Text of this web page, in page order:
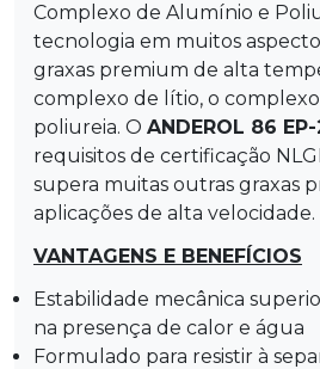
Complexo de Alumínio e
tecnologia em muitos
graxas premium de alta
complexo de lítio, o
poliureia. O ANDEROL 86 EP-
requisitos de certificação
supera muitas outras graxas
aplicações de alta velocidade.
VANTAGENS E BENEFÍCIOS
Estabilidade mecânica
na presença de calor e água
Formulado para resistir à